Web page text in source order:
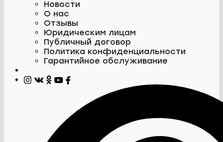
Новости
О нас
Отзывы
Юридическим лицам
Публичный договор
Политика конфиденциальности
Гарантийное обслуживание